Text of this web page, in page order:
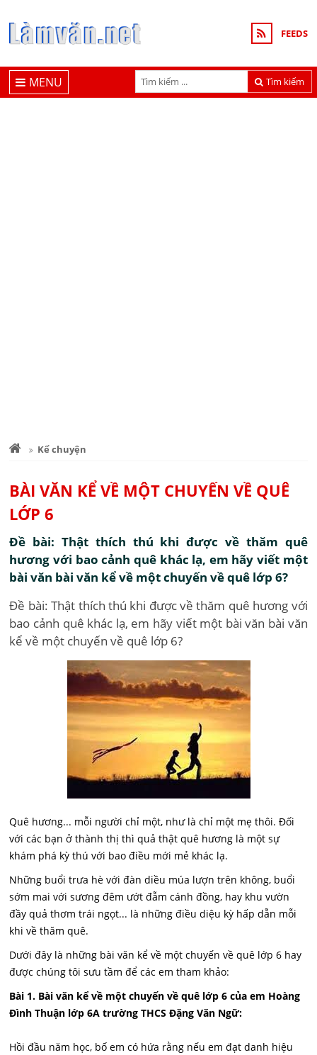
FEEDS
Tìm kiếm
MENU
Kể chuyện
BÀI VĂN KỂ VỀ MỘT CHUYẾN VỀ QUÊ
LỚP 6
Đề bài: Thật thích thú khi được về thăm quê
hương với bao cảnh quê khác lạ, em hãy viết một
bài văn bài văn kể về một chuyến về quê lớp 6?
Đề bài: Thật thích thú khi được về thăm quê hương với
bao cảnh quê khác lạ, em hãy viết một bài văn bài văn
kể về một chuyến về quê lớp 6?
Quê hương... mỗi người chỉ một, như là chỉ một mẹ thôi. Đối
với các bạn ở thành thị thì quả thật quê hương là một sự
khám phá kỳ thú với bao điều mới mẻ khác lạ.
Những buổi trưa hè với đàn diều múa lượn trên không, buổi
sớm mai với sương đêm ướt đẫm cánh đồng, hay khu vườn
đầy quả thơm trái ngọt... là những điều diệu kỳ hấp dẫn mỗi
khi về thăm quê.
Dưới đây là những bài văn kể về một chuyến về quê lớp 6 hay
được chúng tôi sưu tầm để các em tham khảo:
Bài 1. Bài văn kể về một chuyến về quê lớp 6 của em Hoàng
Đình Thuận lớp 6A trường THCS Đặng Văn Ngữ:
Hồi đầu năm học, bố em có hứa rằng nếu em đạt danh hiệu